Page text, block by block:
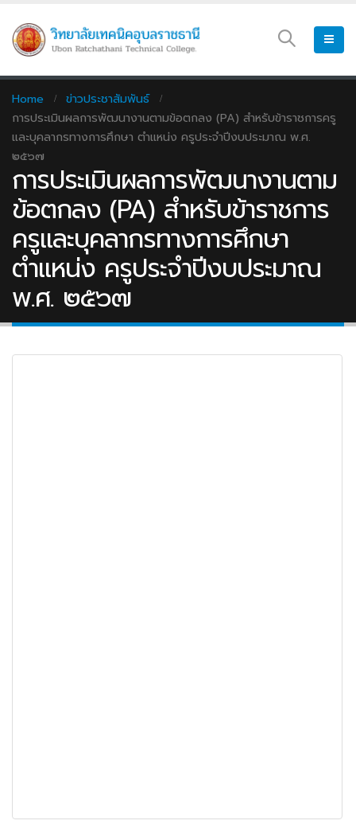
Home
ข่าวประชาสัมพันธ์
การประเมินผลการพัฒนางานตามข้อตกลง (PA) สำหรับข้าราชการครู
และบุคลากรทางการศึกษา ตำแหน่ง ครูประจำปีงบประมาณ พ.ศ.
๒๕๖๗
การประเมินผลการพัฒนางานตาม
ข้อตกลง (PA) สำหรับข้าราชการ
ครูและบุคลากรทางการศึกษา
ตำแหน่ง ครูประจำปีงบประมาณ
พ.ศ. ๒๕๖๗